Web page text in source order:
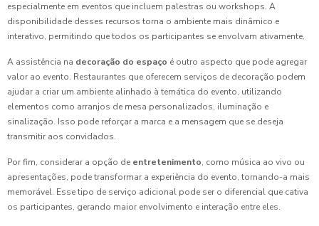
especialmente em eventos que incluem palestras ou workshops. A
disponibilidade desses recursos torna o ambiente mais dinâmico e
interativo, permitindo que todos os participantes se envolvam ativamente.
A assistência na decoração do espaço é outro aspecto que pode agregar
valor ao evento. Restaurantes que oferecem serviços de decoração podem
ajudar a criar um ambiente alinhado à temática do evento, utilizando
elementos como arranjos de mesa personalizados, iluminação e
sinalização. Isso pode reforçar a marca e a mensagem que se deseja
transmitir aos convidados.
Por fim, considerar a opção de entretenimento, como música ao vivo ou
apresentações, pode transformar a experiência do evento, tornando-a mais
memorável. Esse tipo de serviço adicional pode ser o diferencial que cativa
os participantes, gerando maior envolvimento e interação entre eles.